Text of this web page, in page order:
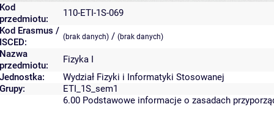
Kod
przedmiotu:
110-ETI-1S-069
Kod Erasmus /
ISCED:
(brak danych) / (brak danych)
Nazwa
przedmiotu:
Fizyka I
Jednostka:
Wydział Fizyki i Informatyki Stosowanej
Grupy:
ETI_1S_sem1
6.00 Podstawowe informacje o zasadach